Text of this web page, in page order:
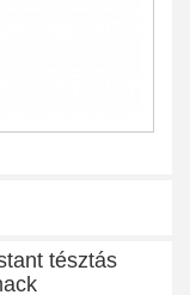
tésztás